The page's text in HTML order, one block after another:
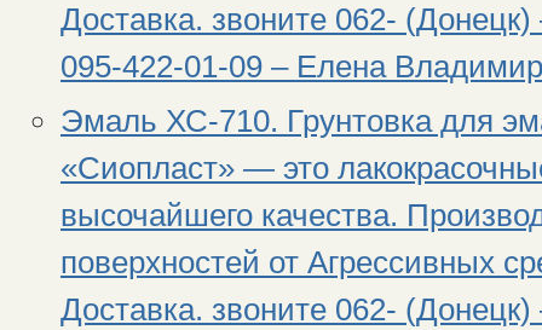
Доставка. звоните 062-
095-422-01-09 – Елена
Эмаль ХС-710. Грунтовка для
«Сиопласт» — это
высочайшего качества.
поверхностей от Агрессивных
Доставка. звоните 062-